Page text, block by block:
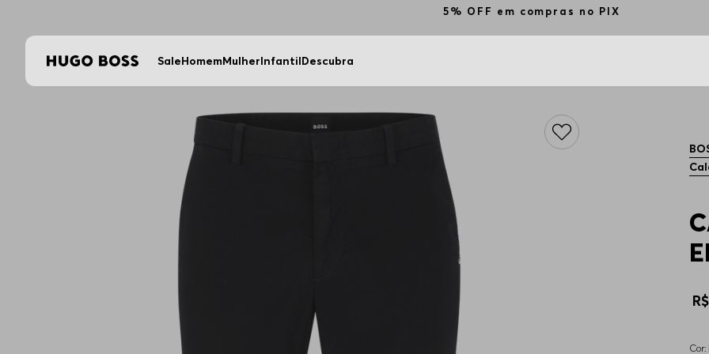
Utilize o cupom BEMVINDO na primeira compra e
SaleHomemMulherInfantilDescubra
R$
Cor: